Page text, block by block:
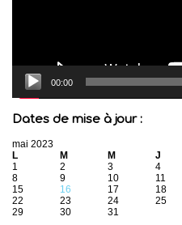
00:00
Dates de mise à jour :
mai 2023
L
M M J
1
2 3 4
8
9 10 11
15
16 17 18
22
23 24 25
29
30 31